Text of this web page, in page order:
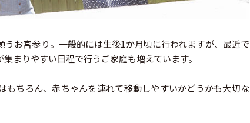
お宮参り。一般的には生後1か月頃に行われますが、最近で
まりやすい日程で行うご家庭も増えています。
もちろん、赤ちゃんを連れて移動しやすいかどうかも大切な